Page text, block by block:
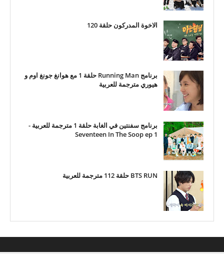
الاخوة المدركون حلقة 120
برنامج Running Man حلقة 1 مع هوانغ جونغ اوم و
هيوري مترجمة للعربية
برنامج سفنتين في الغابة حلقة 1 مترجمة للعربية -
Seventeen In The Soop ep 1
BTS RUN حلقة 112 مترجمة للعربية